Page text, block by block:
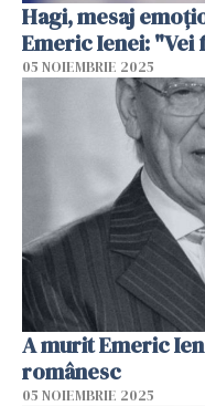
Hagi, mesaj
Emeric Ienei: "Vei
05 NOIEMBRIE 2025
A murit Emeric
românesc
05 NOIEMBRIE 2025